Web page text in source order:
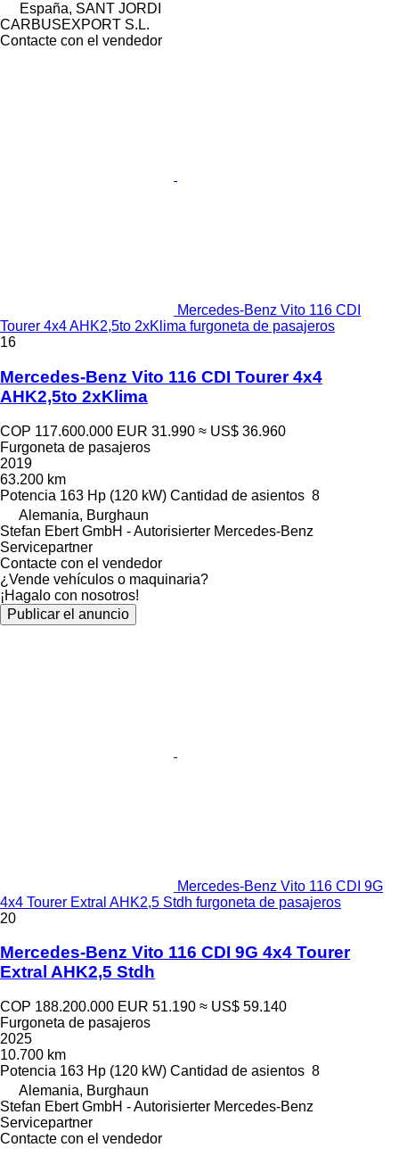
España, SANT JORDI
CARBUSEXPORT S.L.
Contacte con el vendedor
Mercedes-Benz Vito 116 CDI
Tourer 4x4 AHK2,5to 2xKlima furgoneta de pasajeros
16
Mercedes-Benz Vito 116 CDI Tourer 4x4
AHK2,5to 2xKlima
COP 117.600.000 EUR 31.990 ≈ US$ 36.960
Furgoneta de pasajeros
2019
63.200 km
Potencia 163 Hp (120 kW) Cantidad de asientos 8
Alemania, Burghaun
Stefan Ebert GmbH - Autorisierter Mercedes-Benz
Servicepartner
Contacte con el vendedor
¿Vende vehículos o maquinaria?
¡Hagalo con nosotros!
Publicar el anuncio
Mercedes-Benz Vito 116 CDI 9G
4x4 Tourer Extral AHK2,5 Stdh furgoneta de pasajeros
20
Mercedes-Benz Vito 116 CDI 9G 4x4 Tourer
Extral AHK2,5 Stdh
COP 188.200.000 EUR 51.190 ≈ US$ 59.140
Furgoneta de pasajeros
2025
10.700 km
Potencia 163 Hp (120 kW) Cantidad de asientos 8
Alemania, Burghaun
Stefan Ebert GmbH - Autorisierter Mercedes-Benz
Servicepartner
Contacte con el vendedor